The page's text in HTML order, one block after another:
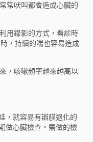
常吠叫都會造成心臟的
用錄影的方式，看診時
，持續的喘也容易造成
，咳嗽頻率越來越高以
，就容易有瓣膜退化的
做心臟檢查。需做的檢